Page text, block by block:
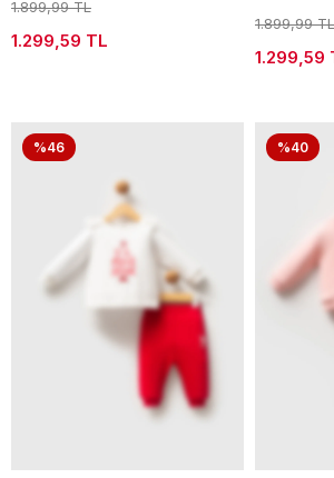
1.899,99 TL
1.299,59 TL
1.899,99 TL
1.299,59
%46 %40